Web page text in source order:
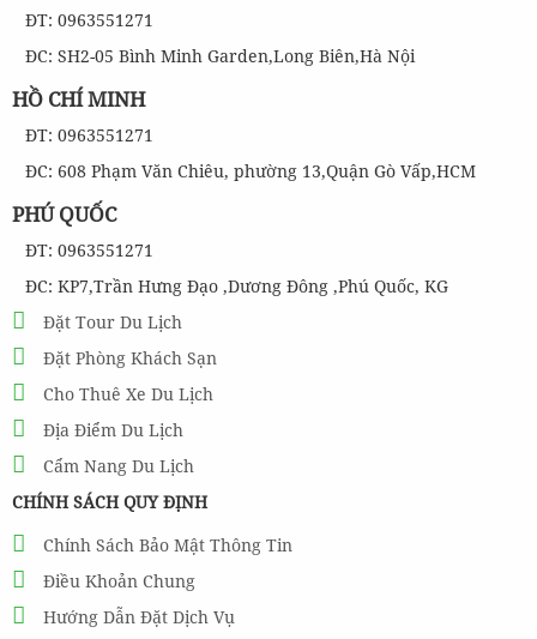
ĐT: 0963551271
ĐC: SH2-05 Bình Minh Garden,Long Biên,Hà Nội
HỒ CHÍ MINH
ĐT: 0963551271
ĐC: 608 Phạm Văn Chiêu, phường 13,Quận Gò Vấp,HCM
PHÚ QUỐC
ĐT: 0963551271
ĐC: KP7,Trần Hưng Đạo ,Dương Đông ,Phú Quốc, KG
Đặt Tour Du Lịch
Đặt Phòng Khách Sạn
Cho Thuê Xe Du Lịch
Địa Điểm Du Lịch
Cẩm Nang Du Lịch
CHÍNH SÁCH QUY ĐỊNH
Chính Sách Bảo Mật Thông Tin
Điều Khoản Chung
Hướng Dẫn Đặt Dịch Vụ